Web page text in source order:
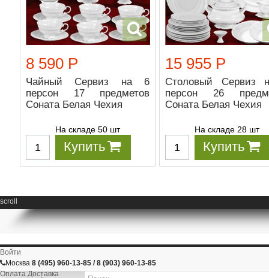
8 590 Р
Чайный Сервиз на 6
персон 17 предметов
Соната Белая Чехия
На складе 50 шт
Купить
15 955 Р
Столовый Сервиз
персон 26
Соната Белая Чехия
На складе 28 шт
Купить
scroll
Войти
Москва 8 (495) 960-13-85 / 8 (903) 960-13-85
Оплата Доставка